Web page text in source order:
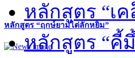
หลักสูตร “ฤกษ์ยามไต่ลักหยิ่ม”
หลักสูตร “เ
หลักสูตร “คี้